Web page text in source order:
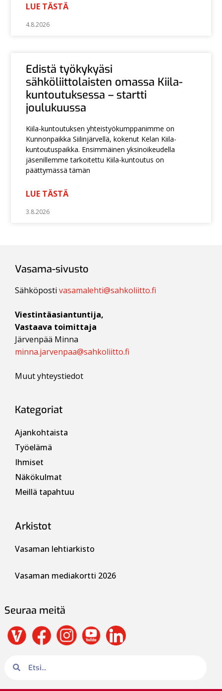
LUE TÄSTÄ
4.8.2026
Edistä työkykyäsi
sähköliittolaisten omassa Kiila-
kuntoutuksessa – startti
joulukuussa
Kiila-kuntoutuksen yhteistyökumppanimme on
Kunnonpaikka Siilinjärvellä, kokenut Kelan Kiila-
kuntoutuspaikka. Ensimmäinen yksinoikeudella
jäsenillemme tarkoitettu Kiila-kuntoutus on
päättymässä tämän
LUE TÄSTÄ
3.8.2026
Vasama-sivusto
Sähköpostivasamalehti@sahkoliitto.fi
Viestintäasiantuntija,
Vastaava toimittaja
Järvenpää Minna
minna.jarvenpaa@sahkoliitto.fi
Muut yhteystiedot
Kategoriat
Ajankohtaista
Työelämä
Ihmiset
Näkökulmat
Meillä tapahtuu
Arkistot
Vasaman lehtiarkisto
Vasaman mediakortti 2026
Seuraa meitä